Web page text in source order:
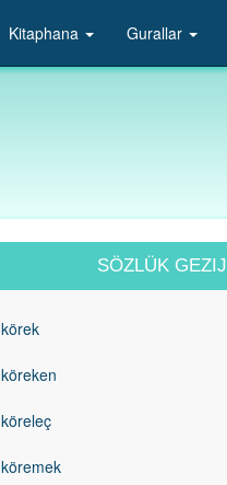
Kitaphana Gurallar
SÖZLÜK
körek
köreken
köreleç
köremek